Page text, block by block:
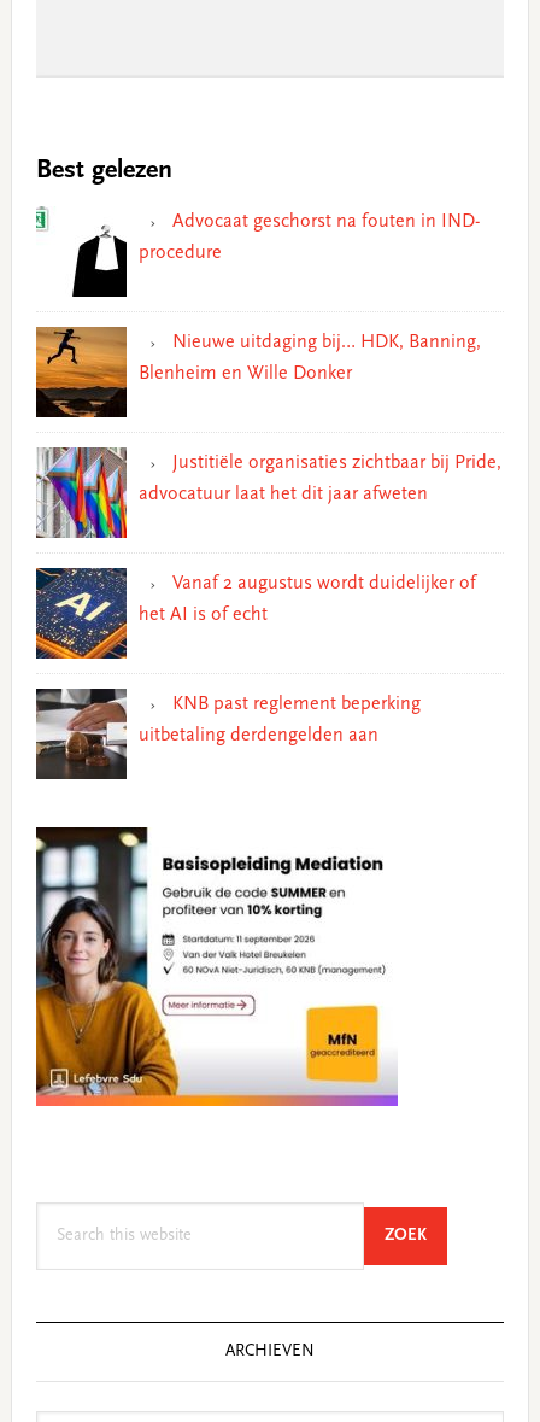
Best gelezen
Advocaat geschorst na fouten in IND-
procedure
Nieuwe uitdaging bij… HDK, Banning,
Blenheim en Wille Donker
Justitiële organisaties zichtbaar bij Pride,
advocatuur laat het dit jaar afweten
Vanaf 2 augustus wordt duidelijker of
het AI is of echt
KNB past reglement beperking
uitbetaling derdengelden aan
ZOEKSEARCH
ARCHIEVEN